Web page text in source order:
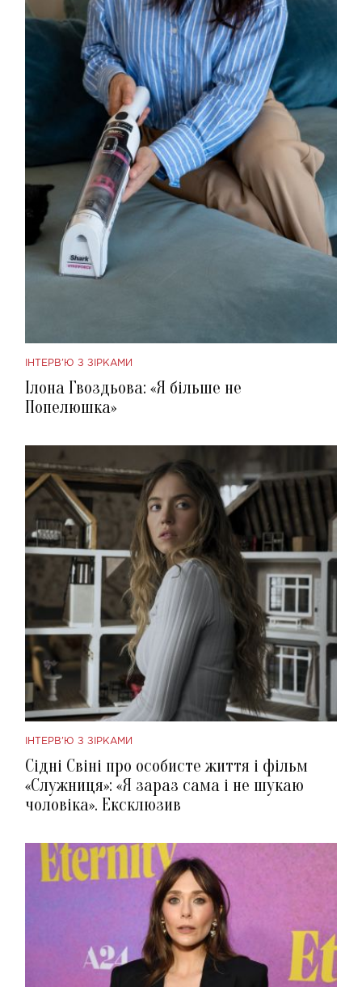
ІНТЕРВ'Ю З ЗІРКАМИ
Ілона Гвоздьова: «Я більше не
Попелюшка»
ІНТЕРВ'Ю З ЗІРКАМИ
Сідні Свіні про особисте життя і фільм
«Служниця»: «Я зараз сама і не шукаю
чоловіка». Ексклюзив